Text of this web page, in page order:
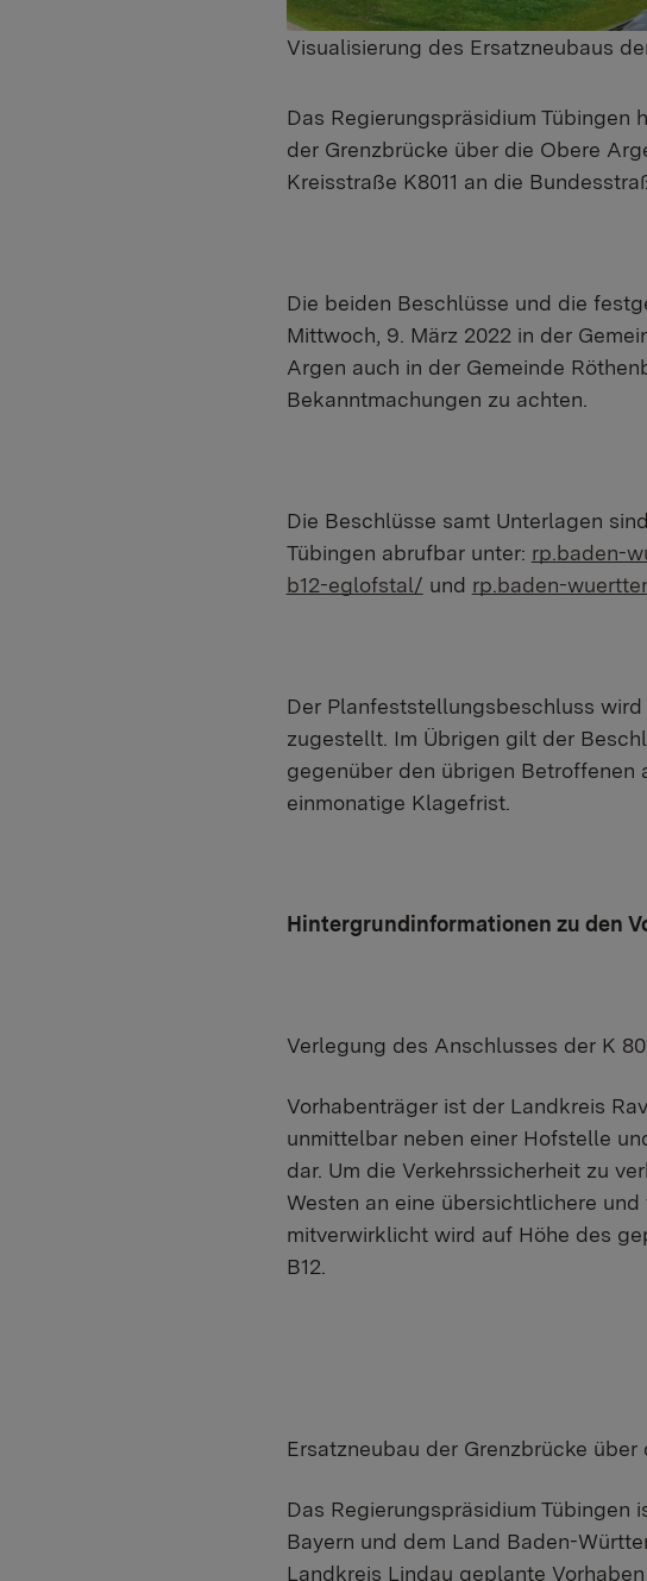
Visualisierung des Ersatzneubaus
Das Regierungspräsidium
der Grenzbrücke über die Obere
Kreisstraße K8011 an die
Die beiden Beschlüsse und die
Mittwoch, 9. März 2022 in der
Argen auch in der Gemeinde
Bekanntmachungen zu achten.
Die Beschlüsse samt Unterlagen
Tübingen abrufbar unter: rp.baden-
b12-eglofstal/ und rp.baden-
Der Planfeststellungsbeschluss
zugestellt. Im Übrigen gilt der
gegenüber den übrigen Betroffenen
einmonatige Klagefrist.
Hintergrundinformationen zu den
Verlegung des Anschlusses der K
Vorhabenträger ist der Landkreis
unmittelbar neben einer Hofstelle
dar. Um die Verkehrssicherheit zu
Westen an eine übersichtlichere
mitverwirklicht wird auf Höhe des
B12.
Ersatzneubau der Grenzbrücke über
Das Regierungspräsidium Tübingen
Bayern und dem Land Baden-
Landkreis Lindau geplante